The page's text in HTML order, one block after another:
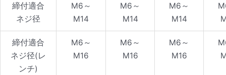
締付適合
ネジ径
M6～
M14
M6～
M14
M6～
M14
締付適合
ネジ径(レ
ンチ)
M6～
M16
M6～
M16
M6～
M16